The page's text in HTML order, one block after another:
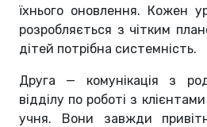
їхнього оновлення. Кожен
розробляється з чітким
дітей потрібна системність.
Друга — комунікація з
відділу по роботі з
учня. Вони завжди